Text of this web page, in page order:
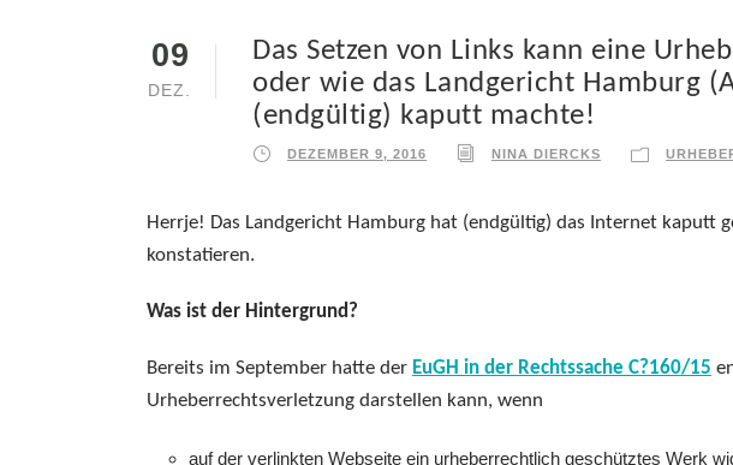
09
DEZ.
Das Setzen von Links kann eine
oder wie das Landgericht Hamburg
(endgültig) kaputt machte!
DEZEMBER 9, 2016 NINA DIERCKS
Herrje! Das Landgericht Hamburg hat (endgültig) das Internet kaputt
konstatieren.
Was ist der Hintergrund?
Bereits im September hatte der EuGH in der Rechtssache C?160/15
Urheberrechtsverletzung darstellen kann, wenn
auf der verlinkten Webseite ein urheberrechtlich geschütztes Werk